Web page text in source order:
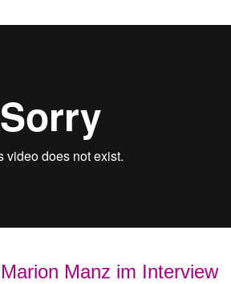
Manz im Interview